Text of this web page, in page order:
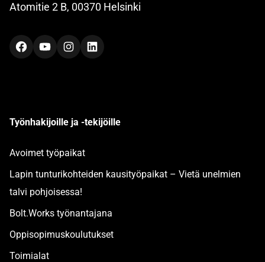
Atomitie 2 B, 00370 Helsinki
FacebookYouTubeInstagramLinkedIn
Työnhakijoille ja -tekijöille
Avoimet työpaikat
Lapin tunturikohteiden kausityöpaikat – Vietä unelmien
talvi pohjoisessa!
Bolt.Works työnantajana
Oppisopimuskoulutukset
Toimialat